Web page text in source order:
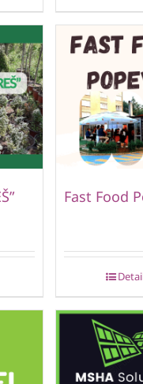
Fast Food